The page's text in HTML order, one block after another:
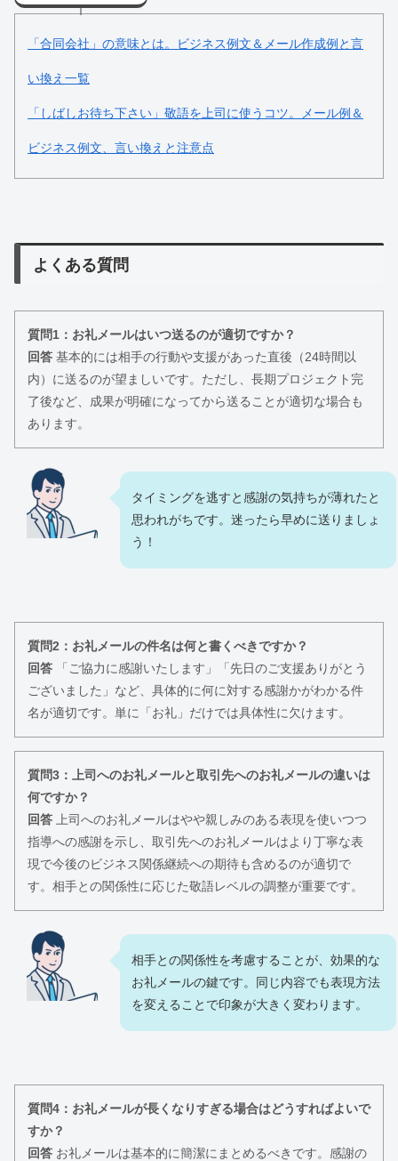
「合同会社」の意味とは。ビジネス例文＆メール作成例と言
い換え一覧
「しばしお待ち下さい」敬語を上司に使うコツ。メール例＆
ビジネス例文、言い換えと注意点
よくある質問
質問1：お礼メールはいつ送るのが適切ですか？
回答 基本的には相手の行動や支援があった直後（24時間以
内）に送るのが望ましいです。ただし、長期プロジェクト完
了後など、成果が明確になってから送ることが適切な場合も
あります。
タイミングを逃すと感謝の気持ちが薄れたと
思われがちです。迷ったら早めに送りましょ
う！
質問2：お礼メールの件名は何と書くべきですか？
回答 「ご協力に感謝いたします」「先日のご支援ありがとう
ございました」など、具体的に何に対する感謝かがわかる件
名が適切です。単に「お礼」だけでは具体性に欠けます。
質問3：上司へのお礼メールと取引先へのお礼メールの違いは
何ですか？
回答 上司へのお礼メールはやや親しみのある表現を使いつつ
指導への感謝を示し、取引先へのお礼メールはより丁寧な表
現で今後のビジネス関係継続への期待も含めるのが適切で
す。相手との関係性に応じた敬語レベルの調整が重要です。
相手との関係性を考慮することが、効果的な
お礼メールの鍵です。同じ内容でも表現方法
を変えることで印象が大きく変わります。
質問4：お礼メールが長くなりすぎる場合はどうすればよいで
すか？
回答 お礼メールは基本的に簡潔にまとめるべきです。感謝の